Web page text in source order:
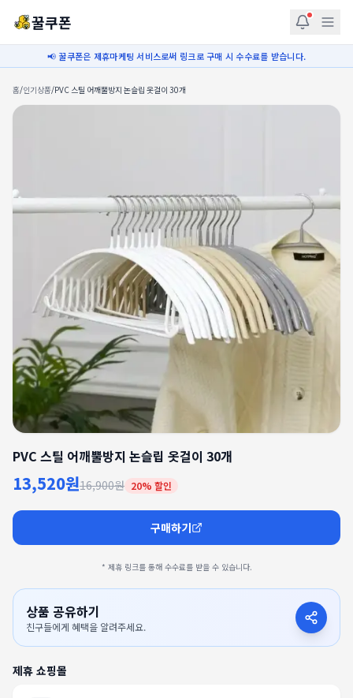
꿀쿠폰
📢 꿀쿠폰은 제휴마케팅 서비스로써 링크로 구매 시 수수료를 받습니다.
홈/인기상품/PVC 스틸 어깨뿔방지 논슬립 옷걸이 30개
PVC 스틸 어깨뿔방지 논슬립 옷걸이 30개
13,520원16,900원 20% 할인
구매하기
* 제휴 링크를 통해 수수료를 받을 수 있습니다.
상품 공유하기
친구들에게 혜택을 알려주세요.
제휴 쇼핑몰